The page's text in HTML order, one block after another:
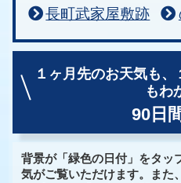
長町武家屋敷跡
１ヶ月先のお天気も、
もわ
90日
背景が「緑色の日付」をタッ
気がご覧いただけます。また